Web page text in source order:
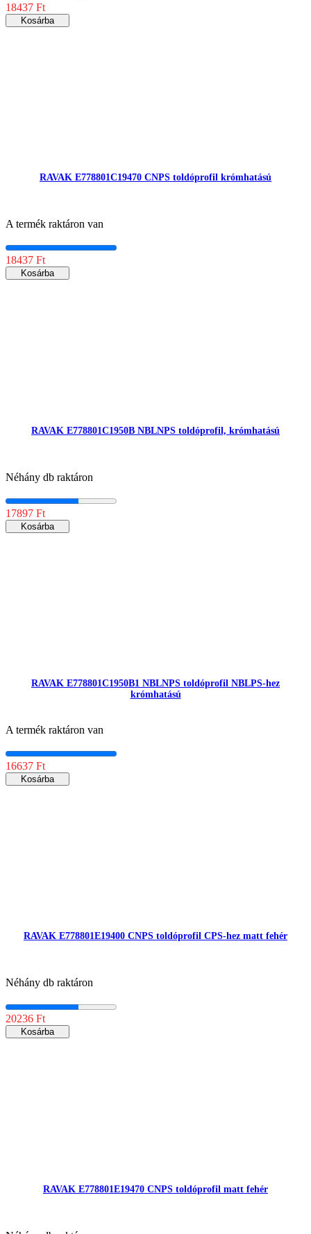
18437 Ft
Kosárba
RAVAK E778801C19470 CNPS toldóprofil krómhatású
A termék raktáron van
18437 Ft
Kosárba
RAVAK E778801C1950B NBLNPS toldóprofil, krómhatású
Néhány db raktáron
17897 Ft
Kosárba
RAVAK E778801C1950B1 NBLNPS toldóprofil NBLPS-hez
krómhatású
A termék raktáron van
16637 Ft
Kosárba
RAVAK E778801E19400 CNPS toldóprofil CPS-hez matt fehér
Néhány db raktáron
20236 Ft
Kosárba
RAVAK E778801E19470 CNPS toldóprofil matt fehér